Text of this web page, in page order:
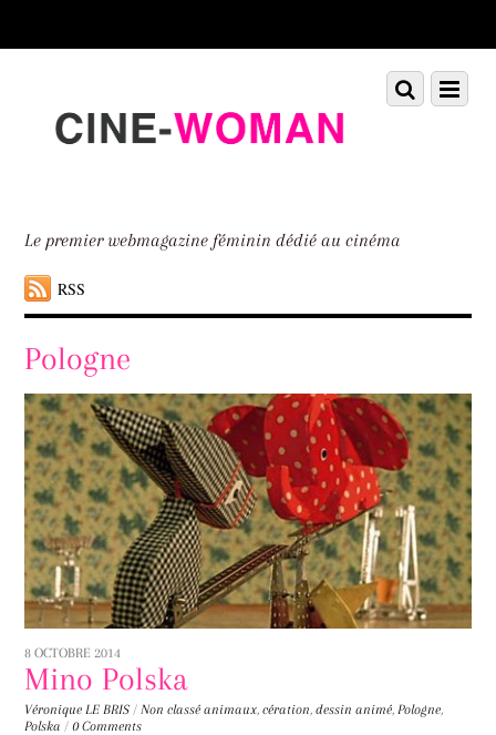
down
Le premier webmagazine féminin dédié au cinéma
RSS
Menu
Scroll
down
Pologne
8 OCTOBRE 2014
Mino Polska
Véronique LE BRIS / Non classé animaux,cération,dessin animé, Pologne,
Polska / 0 Comments